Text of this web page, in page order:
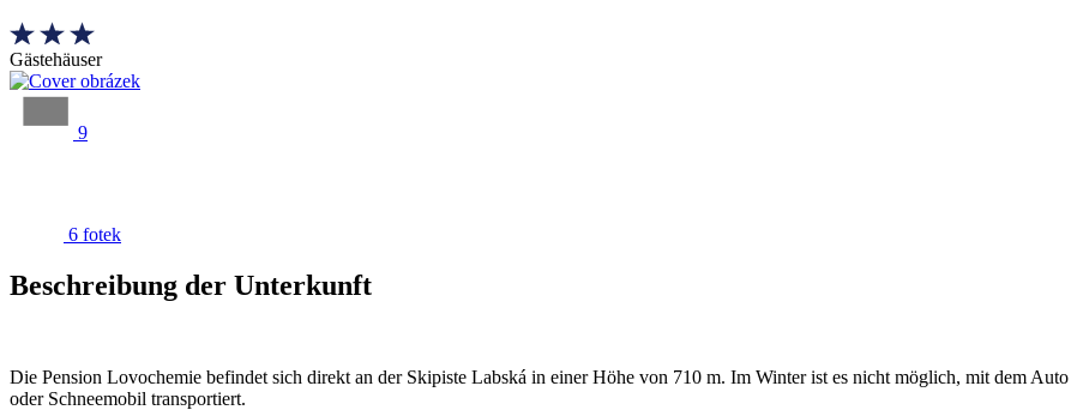
Gästehäuser
9
6 fotek
Beschreibung der Unterkunft
Die Pension Lovochemie befindet sich direkt an der Skipiste Labská in einer Höhe von 710 m. Im Winter ist es nicht möglich, mit dem
oder Schneemobil transportiert.